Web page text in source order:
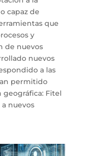
capaz de
que
y
de nuevos
nuevos
a las
permitido
geográfica: Fitel
nuevos